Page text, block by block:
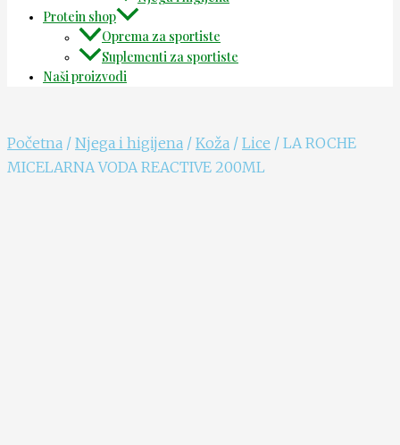
Protein shop
Oprema za sportiste
Suplementi za sportiste
Naši proizvodi
Početna / Njega i higijena / Koža / Lice / LA ROCHE
MICELARNA VODA REACTIVE 200ML